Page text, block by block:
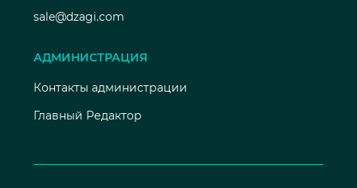
sale@dzagi.com
АДМИНИСТРАЦИЯ
Контакты администрации
Главный Редактор